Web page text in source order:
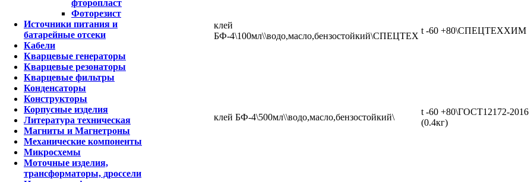
фторопласт
Фоторезист
Источники питания и
батарейные отсеки
Кабели
Кварцевые генераторы
Кварцевые резонаторы
Кварцевые фильтры
Конденсаторы
Конструкторы
Корпусные изделия
Литература техническая
Магниты и Магнетроны
Механические компоненты
Микросхемы
Моточные изделия,
трансформаторы, дроссели
клей
БФ-4\100мл\\водо,масло,бензостойкий\СПЕЦТЕХ
t -60 +80\СПЕЦТЕХХИМ
клей БФ-4\500мл\\водо,масло,бензостойкий\
t -60 +80\ГОСТ12172-2016
(0.4кг)